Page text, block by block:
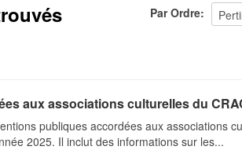
Par Ordre
aux associations culturelles du
publiques accordées aux associations
2025. Il inclut des informations sur les...